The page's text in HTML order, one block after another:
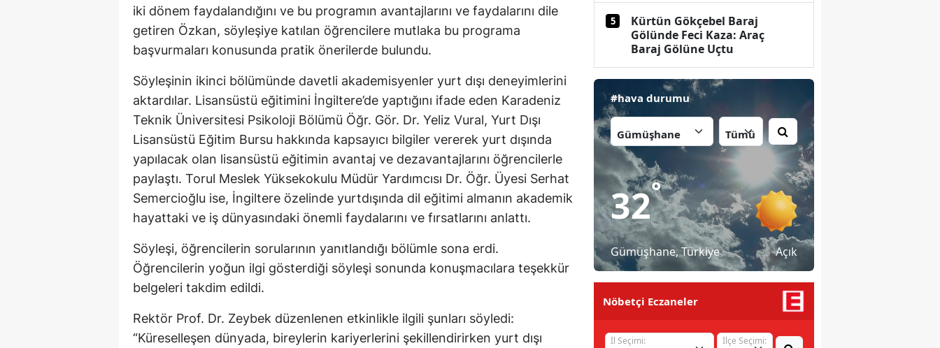
Malatya
Mardin
Muğla
Muş
Nevşehir
Niğde
Ordu
Rize
Samsun
iki dönem faydalandığını ve bu programın avantajlarını ve faydalarını dile
getiren Özkan, söyleşiye katılan öğrencilere mutlaka bu programa
başvurmaları konusunda pratik önerilerde bulundu.
Söyleşinin ikinci bölümünde davetli akademisyenler yurt dışı deneyimlerini
aktardılar. Lisansüstü eğitimini İngiltere’de yaptığını ifade eden Karadeniz
Teknik Üniversitesi Psikoloji Bölümü Öğr. Gör. Dr. Yeliz Vural, Yurt Dışı
Lisansüstü Eğitim Bursu hakkında kapsayıcı bilgiler vererek yurt dışında
yapılacak olan lisansüstü eğitimin avantaj ve dezavantajlarını öğrencilerle
paylaştı. Torul Meslek Yüksekokulu Müdür Yardımcısı Dr. Öğr. Üyesi Serhat
Semercioğlu ise, İngiltere özelinde yurtdışında dil eğitimi almanın akademik
hayattaki ve iş dünyasındaki önemli faydalarını ve fırsatlarını anlattı.
Söyleşi, öğrencilerin sorularının yanıtlandığı bölümle sona erdi.
Öğrencilerin yoğun ilgi gösterdiği söyleşi sonunda konuşmacılara teşekkür
belgeleri takdim edildi.
Rektör Prof. Dr. Zeybek düzenlenen etkinlikle ilgili şunları söyledi:
“Küreselleşen dünyada, bireylerin kariyerlerini şekillendirirken yurt dışı
5
Kürtün Gökçebel Baraj
Gölünde Feci Kaza: Araç
Baraj Gölüne Uçtu
#hava durumu
32°
Gümüşhane, Türkiye Açık
Nöbetçi Eczaneler
İl Seçimi: İlçe Seçimi: